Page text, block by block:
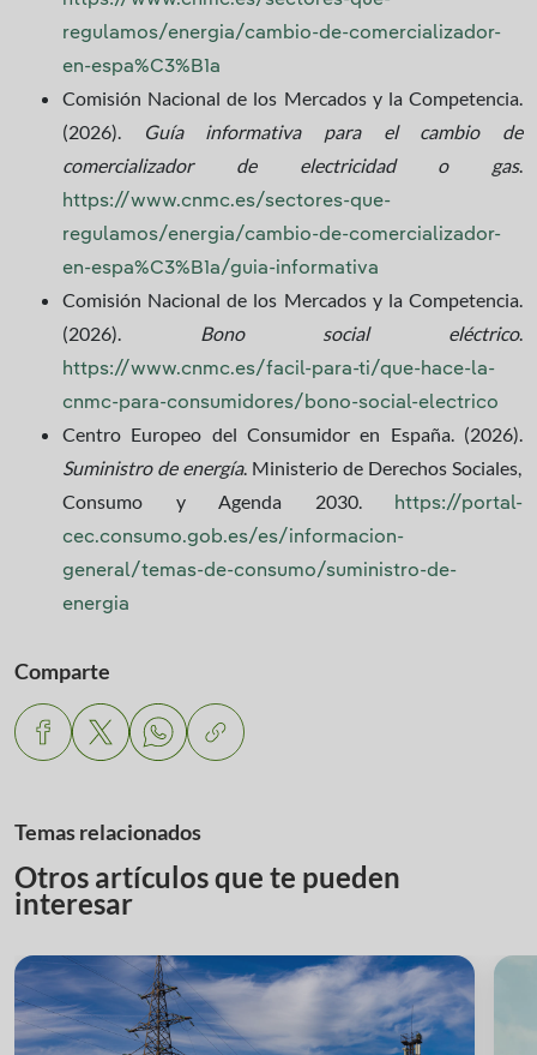
regulamos/energia/cambio-de-comercializador-
en-espa%C3%B1a
Comisión Nacional de los Mercados y la Competencia.
(2026). Guía informativa para el cambio de
comercializador de electricidad o gas.
https://www.cnmc.es/sectores-que-
regulamos/energia/cambio-de-comercializador-
en-espa%C3%B1a/guia-informativa
Comisión Nacional de los Mercados y la Competencia.
(2026). Bono social eléctrico.
https://www.cnmc.es/facil-para-ti/que-hace-la-
cnmc-para-consumidores/bono-social-electrico
Centro Europeo del Consumidor en España. (2026).
Suministro de energía. Ministerio de Derechos Sociales,
Consumo y Agenda 2030.
https://portal-
cec.consumo.gob.es/es/informacion-
general/temas-de-consumo/suministro-de-
energia
Comparte
Temas relacionados
Otros artículos que te pueden
interesar